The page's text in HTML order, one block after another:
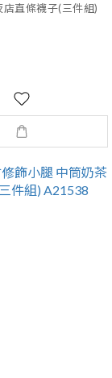
直條襪子(三件組)